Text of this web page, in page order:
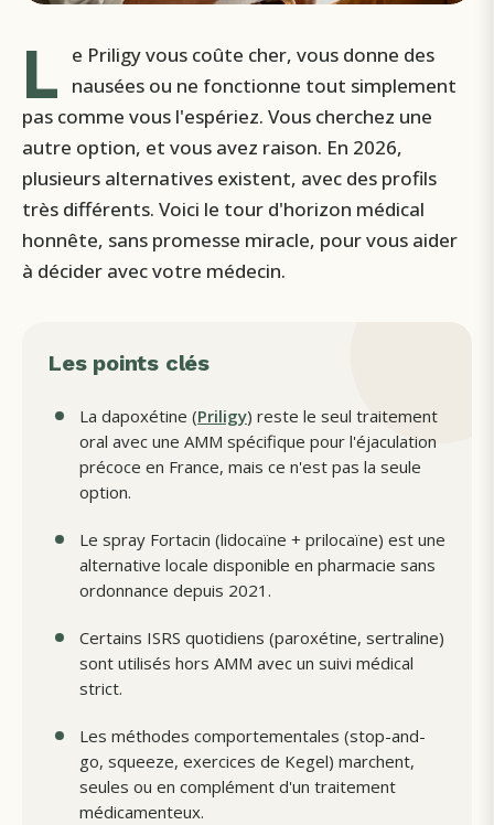
L
e Priligy vous coûte cher, vous donne des
nausées ou ne fonctionne tout simplement
pas comme vous l'espériez. Vous cherchez une
autre option, et vous avez raison. En 2026,
plusieurs alternatives existent, avec des profils
très différents. Voici le tour d'horizon médical
honnête, sans promesse miracle, pour vous aider
à décider avec votre médecin.
Les points clés
La dapoxétine (Priligy) reste le seul traitement
oral avec une AMM spécifique pour l'éjaculation
précoce en France, mais ce n'est pas la seule
option.
Le spray Fortacin (lidocaïne + prilocaïne) est une
alternative locale disponible en pharmacie sans
ordonnance depuis 2021.
Certains ISRS quotidiens (paroxétine, sertraline)
sont utilisés hors AMM avec un suivi médical
strict.
Les méthodes comportementales (stop-and-
go, squeeze, exercices de Kegel) marchent,
seules ou en complément d'un traitement
médicamenteux.